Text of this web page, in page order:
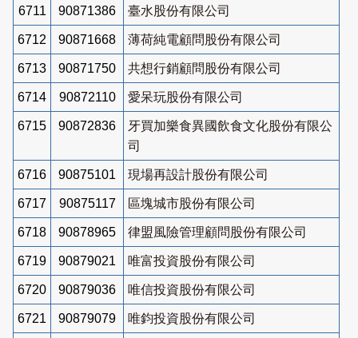
6711 90871386 臺水股份有限公司
6712 90871668 薄荷純電顧問股份有限公司
6713 90871750 共想行銷顧問股份有限公司
6714 90872110 愛呆玩股份有限公司
6715 90872836
牙買加樂食異國飲食文化股份有限公
司
6716 90875101 現場再設計股份有限公司
6717 90875117 區塊城市股份有限公司
6718 90878965 律盟風險管理顧問股份有限公司
6719 90879021 唯富投資股份有限公司
6720 90879036 唯信投資股份有限公司
6721 90879079 唯鈞投資股份有限公司